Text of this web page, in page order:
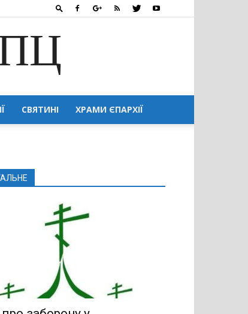
СВЯТИНІ ХРАМИ ЄПАРХІЇ